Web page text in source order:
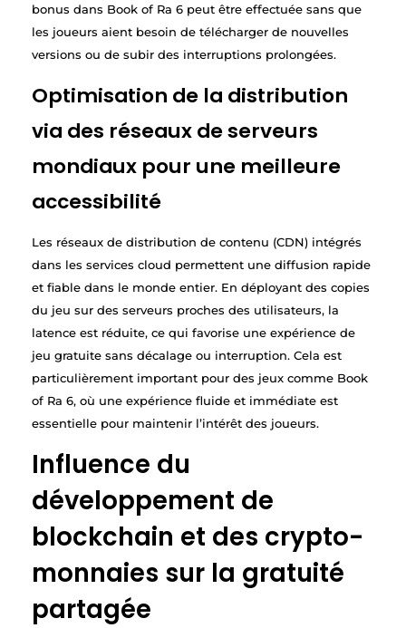
bonus dans Book of Ra 6 peut être effectuée sans que
les joueurs aient besoin de télécharger de nouvelles
versions ou de subir des interruptions prolongées.
Optimisation de la distribution
via des réseaux de serveurs
mondiaux pour une meilleure
accessibilité
Les réseaux de distribution de contenu (CDN) intégrés
dans les services cloud permettent une diffusion rapide
et fiable dans le monde entier. En déployant des copies
du jeu sur des serveurs proches des utilisateurs, la
latence est réduite, ce qui favorise une expérience de
jeu gratuite sans décalage ou interruption. Cela est
particulièrement important pour des jeux comme Book
of Ra 6, où une expérience fluide et immédiate est
essentielle pour maintenir l’intérêt des joueurs.
Influence du
développement de
blockchain et des crypto-
monnaies sur la gratuité
partagée